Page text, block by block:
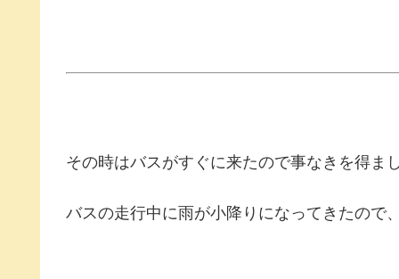
その時はバスがすぐに来たので事なきを得ま
バスの走行中に雨が小降りになってきたので